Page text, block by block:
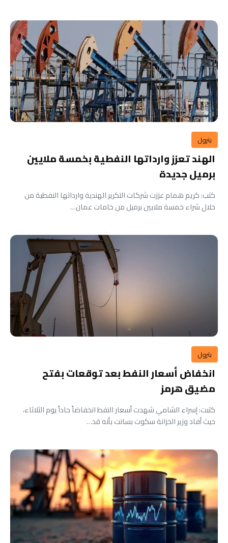
بترول
الهند تعزز وارداتها النفطية بخمسة ملايين
برميل جديدة
كتب: كريم همام عززت شركات التكرير الهندية وارداتها النفطية من
خلال شراء خمسة ملايين برميل من خامات عمان…
بترول
انخفاض أسعار النفط بعد توقعات بفتح
مضيق هرمز
كتبت: إسراء الشامي شهدت أسعار النفط انخفاضاً حاداً يوم الثلاثاء،
حيث أفاد وزير الخزانة سكوت بسانت بأنه قد…